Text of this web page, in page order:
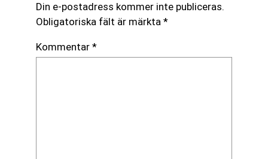
Din e-postadress kommer inte publiceras.
Obligatoriska fält är märkta *
Kommentar *